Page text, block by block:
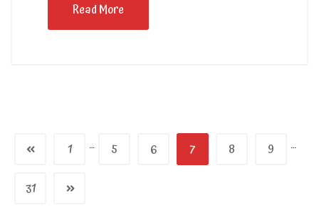
Read More
1 … 5 6 7 8 9 …
31